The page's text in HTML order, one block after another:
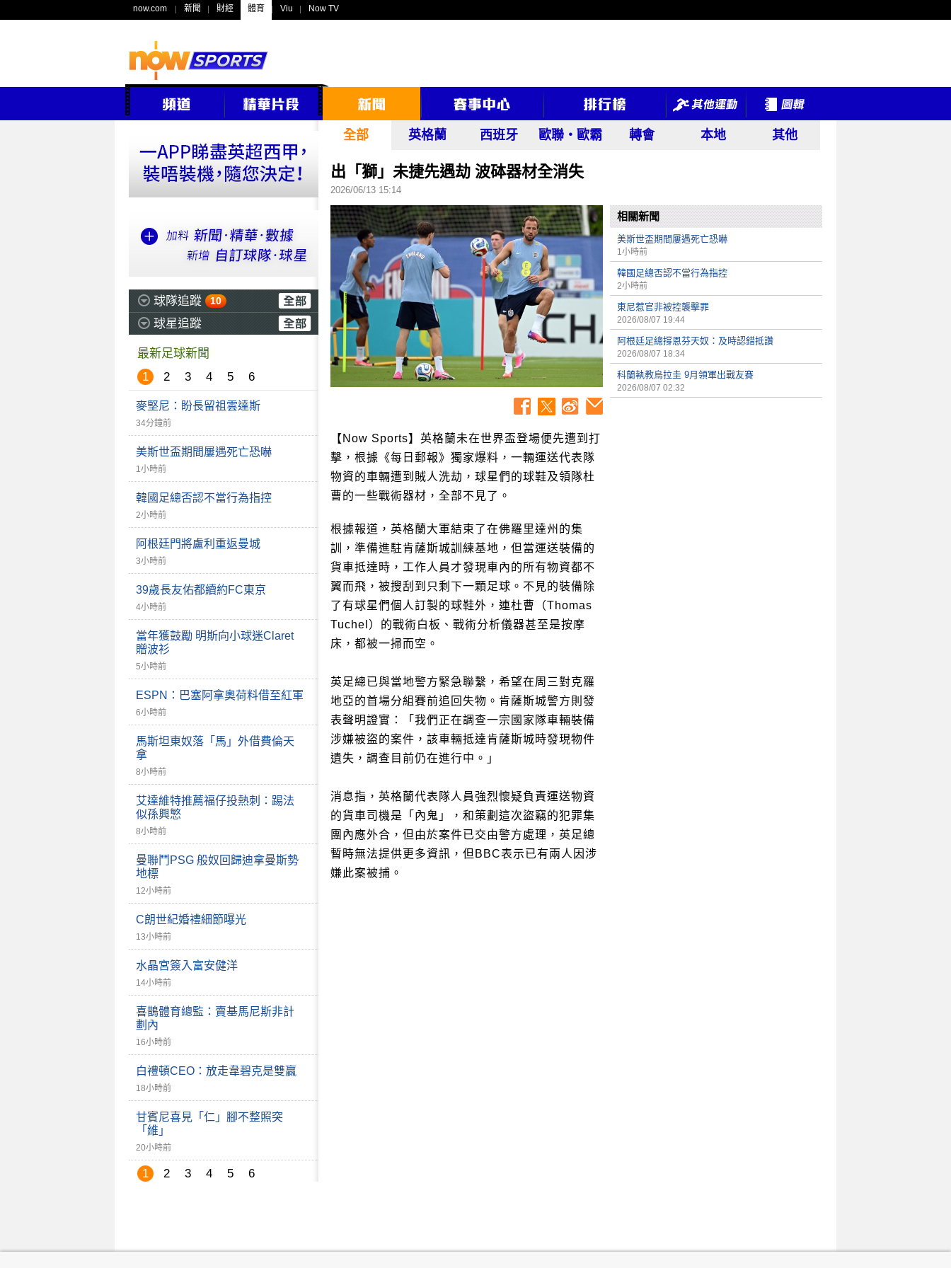
now.com 新聞 財經 體育 Viu Now TV
球隊追蹤 10
球星追蹤
最新足球新聞
1
2 3 4 5 6
麥堅尼：盼長留祖雲達斯
34分鐘前
美斯世盃期間屢遇死亡恐嚇
1小時前
韓國足總否認不當行為指控
2小時前
阿根廷門將盧利重返曼城
3小時前
39歲長友佑都續約FC東京
4小時前
當年獲鼓勵 明斯向小球迷Claret
贈波衫
5小時前
ESPN：巴塞阿拿奧荷料借至紅軍
6小時前
馬斯坦東奴落「馬」外借費倫天
拿
8小時前
艾達維特推薦福仔投熱刺：踢法
似孫興慜
8小時前
曼聯鬥PSG 般奴回歸迪拿曼斯勢
地標
12小時前
C朗世紀婚禮細節曝光
13小時前
水晶宮簽入富安健洋
14小時前
喜鵲體育總監：賣基馬尼斯非計
劃內
16小時前
白禮頓CEO：放走韋碧克是雙贏
18小時前
甘賓尼喜見「仁」腳不整照突
「維」
20小時前
1 2 3 4 5 6
全部 英格蘭 西班牙 歐聯‧歐霸 轉會 本地 其他
出「獅」未捷先遇劫 波砵器材全消失
2026/06/13 15:14
【Now Sports】英格蘭未在世界盃登場便先遭到打
擊，根據《每日郵報》獨家爆料，一輛運送代表隊
物資的車輛遭到賊人洗劫，球星們的球鞋及領隊杜
曹的一些戰術器材，全部不見了。
根據報道，英格蘭大軍結束了在佛羅里達州的集
訓，準備進駐肯薩斯城訓練基地，但當運送裝備的
貨車抵達時，工作人員才發現車內的所有物資都不
翼而飛，被搜刮到只剩下一顆足球。不見的裝備除
了有球星們個人訂製的球鞋外，連杜曹（Thomas
Tuchel）的戰術白板、戰術分析儀器甚至是按摩
床，都被一掃而空。
英足總已與當地警方緊急聯繫，希望在周三對克羅
地亞的首場分組賽前追回失物。肯薩斯城警方則發
表聲明證實：「我們正在調查一宗國家隊車輛裝備
涉嫌被盜的案件，該車輛抵達肯薩斯城時發現物件
遺失，調查目前仍在進行中。」
消息指，英格蘭代表隊人員強烈懷疑負責運送物資
的貨車司機是「內鬼」，和策劃這次盜竊的犯罪集
團內應外合，但由於案件已交由警方處理，英足總
暫時無法提供更多資訊，但BBC表示已有兩人因涉
嫌此案被捕。
相關新聞
美斯世盃期間屢遇死亡恐嚇
1小時前
韓國足總否認不當行為指控
2小時前
東尼惹官非被控襲擊罪
2026/08/07 19:44
阿根廷足總撐恩芬天奴：及時認錯抵讚
2026/08/07 18:34
科蘭執教烏拉圭 9月領軍出戰友賽
2026/08/07 02:32